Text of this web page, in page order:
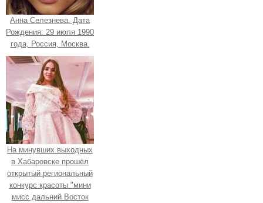
Анна Селезнева. Дата
Рождения: 29 июля 1990
года, Россия, Москва.
На минувших выходных
в Хабаровске прошёл
открытый региональный
конкурс красоты "мини
мисс дальний Восток